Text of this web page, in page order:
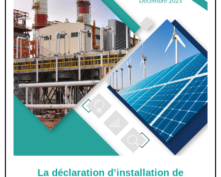
La déclaration d’installation de